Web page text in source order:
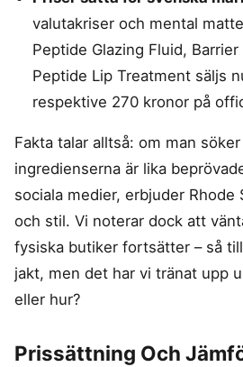
valutakriser och mental
Peptide Glazing Fluid,
Peptide Lip Treatment säljs
respektive 270 kronor på
Fakta talar alltså: om man
ingredienserna är lika
sociala medier, erbjuder Rhode
och stil. Vi noterar dock att
fysiska butiker fortsätter – så
jakt, men det har vi tränat upp
eller hur?
Prissättning Och